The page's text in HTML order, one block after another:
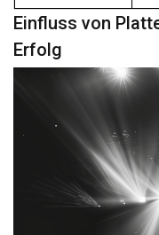
Einfluss von
Erfolg